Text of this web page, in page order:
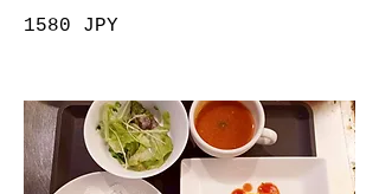
1580 JPY